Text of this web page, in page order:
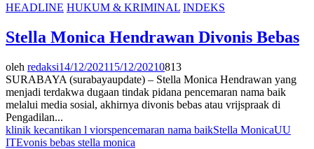
HEADLINE HUKUM & KRIMINAL INDEKS
Stella Monica Hendrawan Divonis Bebas
oleh redaksi14/12/202115/12/20210813
SURABAYA (surabayaupdate) – Stella Monica Hendrawan yang
menjadi terdakwa dugaan tindak pidana pencemaran nama baik
melalui media sosial, akhirnya divonis bebas atau vrijspraak di
Pengadilan...
klinik kecantikan l viorspencemaran nama baikStella MonicaUU
ITEvonis bebas stella monica